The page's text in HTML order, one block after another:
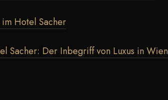
Hotel Sacher
Sacher: Der Inbegriff von Luxus in Wien